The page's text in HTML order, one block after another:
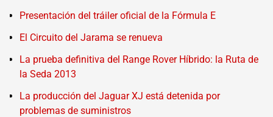
Presentación del tráiler oficial de la Fórmula E
El Circuito del Jarama se renueva
La prueba definitiva del Range Rover Híbrido: la Ruta de
la Seda 2013
La producción del Jaguar XJ está detenida por
problemas de suministros